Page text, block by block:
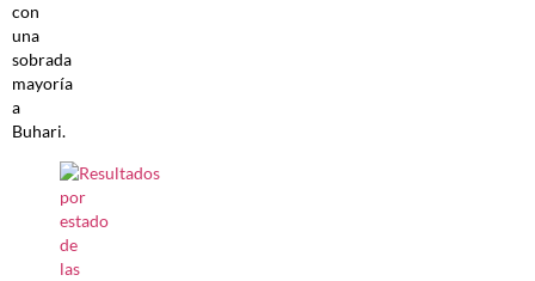
con
una
sobrada
mayoría
a
Buhari.